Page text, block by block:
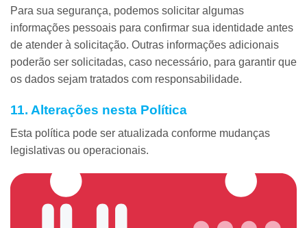
Para sua segurança, podemos solicitar algumas
informações pessoais para confirmar sua identidade antes
de atender à solicitação. Outras informações adicionais
poderão ser solicitadas, caso necessário, para garantir que
os dados sejam tratados com responsabilidade.
11. Alterações nesta Política
Esta política pode ser atualizada conforme mudanças
legislativas ou operacionais.